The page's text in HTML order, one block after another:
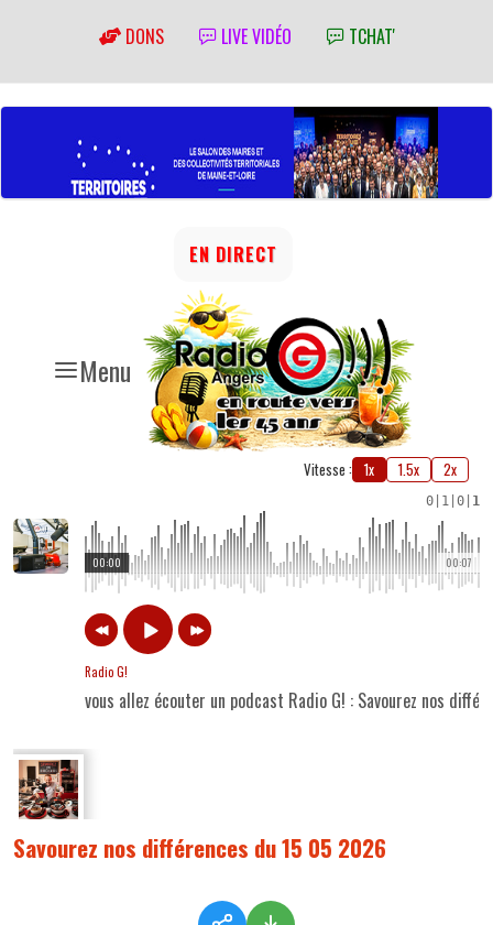
DONS LIVE VIDÉO TCHAT'
Menu
EN DIRECT
Vitesse : 1x 1.5x 2x
0 1 0 1
00:07
00:00
Radio G!
vous allez écouter un podcast Radio G! : Savourez nos
Savourez nos différences du 15 05 2026